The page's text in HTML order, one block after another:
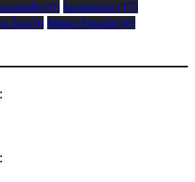
(6) Spittaplatz (17)
Tor(9) Walter Fritsche (6)